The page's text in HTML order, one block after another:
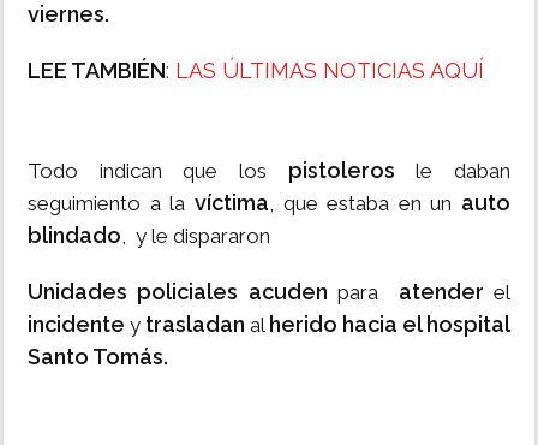
viernes.
LEE TAMBIÉN: LAS ÚLTIMAS NOTICIAS AQUÍ
Todo indican que los pistoleros le daban
seguimiento a la víctima, que estaba en un auto
blindado, y le dispararon
Unidades policiales acuden para atender el
incidente y trasladan al herido hacia el hospital
Santo Tomás.